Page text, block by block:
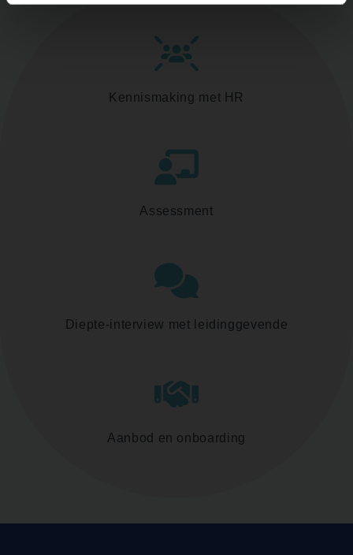
Kennismaking met HR
Assessment
Diepte-interview met leidinggevende
Aanbod en onboarding